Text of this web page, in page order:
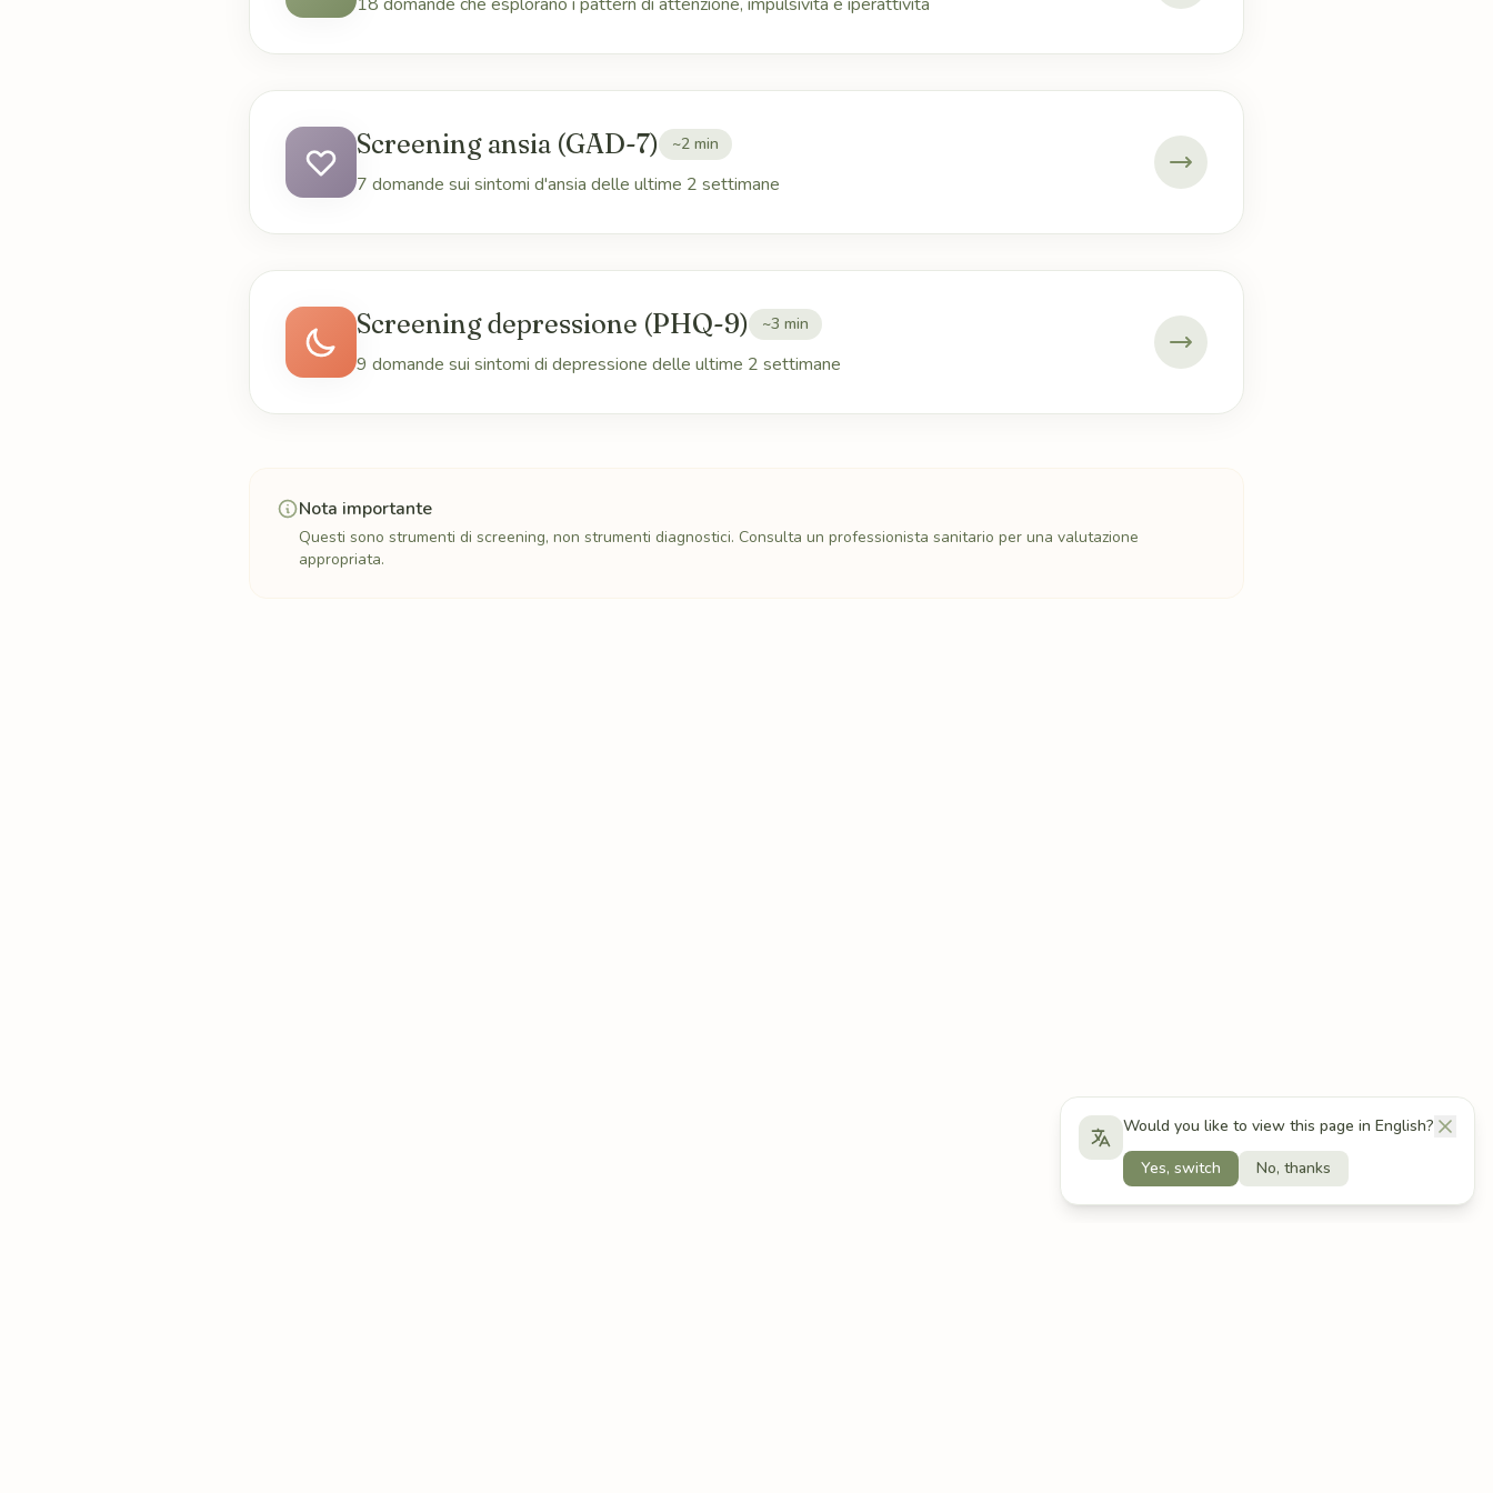
Screening ansia (GAD-7) ~2 min
7 domande sui sintomi d'ansia delle ultime 2 settimane
Screening depressione (PHQ-9) ~3 min
9 domande sui sintomi di depressione delle ultime 2 settimane
Nota importante
Questi sono strumenti di screening, non strumenti diagnostici. Consulta un professionista sanitario per una valutazione
appropriata.
Would you like to view this page in English?
Yes, switch
No, thanks